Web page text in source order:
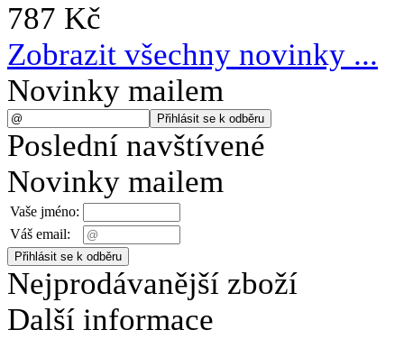
787 Kč
Zobrazit všechny novinky ...
Novinky mailem
Poslední navštívené
Novinky mailem
Vaše jméno:
Váš email:
Nejprodávanější zboží
Další informace